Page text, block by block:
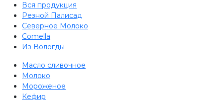
Вся продукция
Резной Палисад
Северное Молоко
Comеlla
Из Вологды
Масло сливочное
Молоко
Мороженое
Кефир